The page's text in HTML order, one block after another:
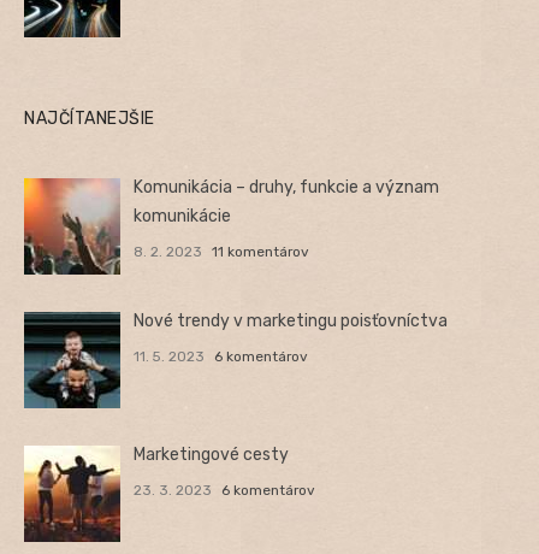
NAJČÍTANEJŠIE
Komunikácia – druhy, funkcie a význam
komunikácie
8. 2. 2023 11 komentárov
Nové trendy v marketingu poisťovníctva
11. 5. 2023 6 komentárov
Marketingové cesty
23. 3. 2023 6 komentárov